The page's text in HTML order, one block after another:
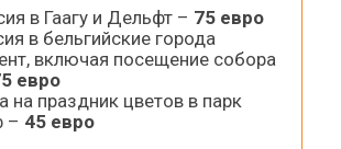
в Гаагу и Дельфт – 75 евро
в бельгийские города
включая посещение собора
евро
праздник цветов в парк
– 45 евро